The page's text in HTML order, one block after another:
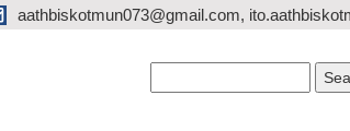
aathbiskotmun073@gmail.com,